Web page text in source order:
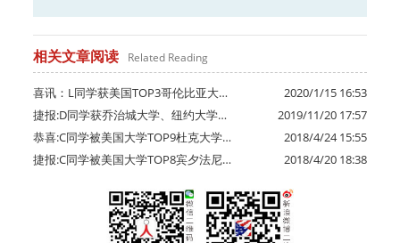
相关文章阅读 Related Reading
2020/1/15 16:53
喜讯：L同学获美国TOP3哥伦比亚大…
2019/11/20 17:57
捷报:D同学获乔治城大学、纽约大学…
2018/4/24 15:55
恭喜:C同学被美国大学TOP9杜克大学…
2018/4/20 18:38
捷报:C同学被美国大学TOP8宾夕法尼…